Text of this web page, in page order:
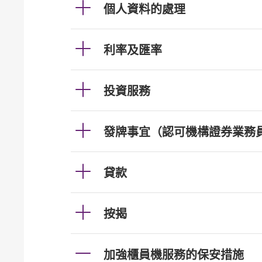
個人資料的處理
利率及匯率
投資服務
發牌事宜（認可機構證券業務
貸款
按揭
加強櫃員機服務的保安措施